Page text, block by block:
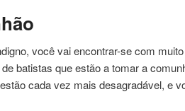
você vai encontrar-se com
de batistas que estão a tomar a
cada vez mais desagradável, e